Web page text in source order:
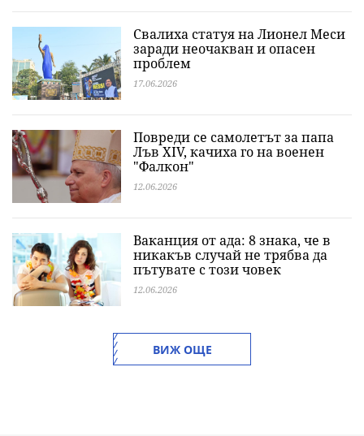
Свалиха статуя на Лионел Меси
заради неочакван и опасен
проблем
17.06.2026
Повреди се самолетът за папа
Лъв XIV, качиха го на военен
"Фалкон"
12.06.2026
Ваканция от ада: 8 знака, че в
никакъв случай не трябва да
пътувате с този човек
12.06.2026
ВИЖ ОЩЕ